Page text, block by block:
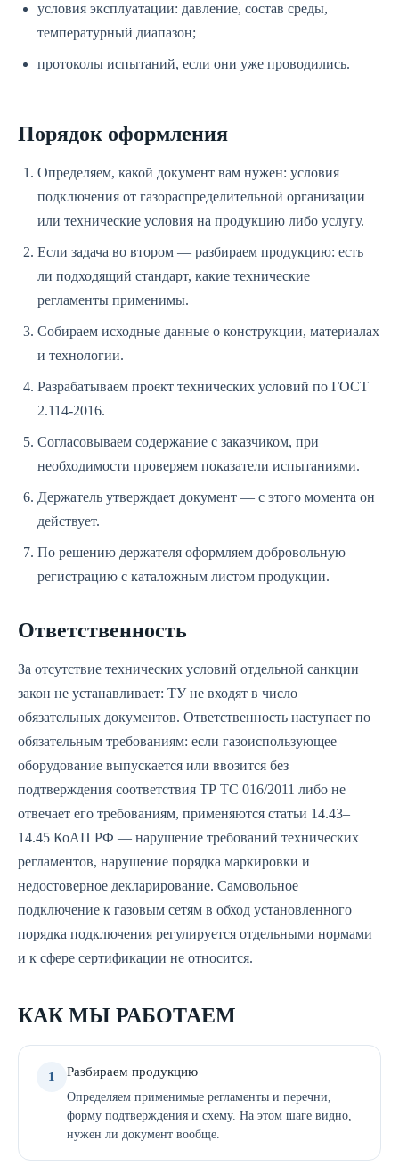
условия эксплуатации: давление, состав среды,
температурный диапазон;
протоколы испытаний, если они уже проводились.
Порядок оформления
Определяем, какой документ вам нужен: условия
подключения от газораспределительной организации
или технические условия на продукцию либо услугу.
Если задача во втором — разбираем продукцию: есть
ли подходящий стандарт, какие технические
регламенты применимы.
Собираем исходные данные о конструкции, материалах
и технологии.
Разрабатываем проект технических условий по ГОСТ
2.114-2016.
Согласовываем содержание с заказчиком, при
необходимости проверяем показатели испытаниями.
Держатель утверждает документ — с этого момента он
действует.
По решению держателя оформляем добровольную
регистрацию с каталожным листом продукции.
Ответственность
За отсутствие технических условий отдельной санкции
закон не устанавливает: ТУ не входят в число
обязательных документов. Ответственность наступает по
обязательным требованиям: если газоиспользующее
оборудование выпускается или ввозится без
подтверждения соответствия ТР ТС 016/2011 либо не
отвечает его требованиям, применяются статьи 14.43–
14.45 КоАП РФ — нарушение требований технических
регламентов, нарушение порядка маркировки и
недостоверное декларирование. Самовольное
подключение к газовым сетям в обход установленного
порядка подключения регулируется отдельными нормами
и к сфере сертификации не относится.
КАК МЫ РАБОТАЕМ
1 Разбираем продукцию
Определяем применимые регламенты и перечни,
форму подтверждения и схему. На этом шаге видно,
нужен ли документ вообще.